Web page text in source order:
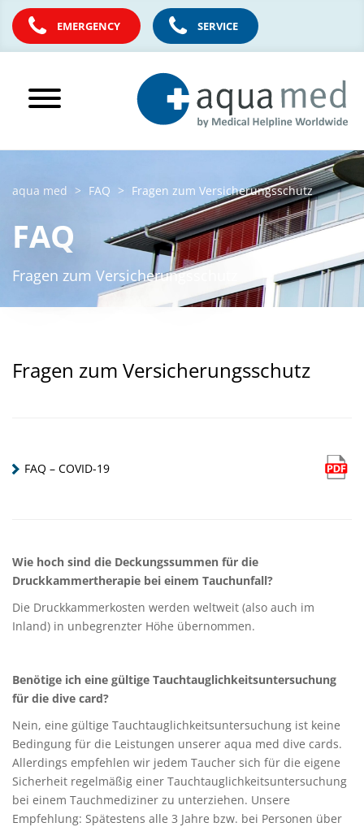
EMERGENCY SERVICE
aqua med FAQ Fragen zum Versicherungsschutz
FAQ
Fragen zum Versicherungsschutz
Fragen zum Versicherungsschutz
FAQ – COVID-19
Wie hoch sind die Deckungssummen für die
Druckkammertherapie bei einem Tauchunfall?
Die Druckkammerkosten werden weltweit (also auch im
Inland) in unbegrenzter Höhe übernommen.
Benötige ich eine gültige Tauchtauglichkeitsuntersuchung
für die dive card?
Nein, eine gültige Tauchtauglichkeitsuntersuchung ist keine
Bedingung für die Leistungen unserer aqua med dive cards.
Allerdings empfehlen wir jedem Taucher sich für die eigene
Sicherheit regelmäßig einer Tauchtauglichkeitsuntersuchung
bei einem Tauchmediziner zu unterziehen. Unsere
Empfehlung: Spätestens alle 3 Jahre bzw. bei Personen über